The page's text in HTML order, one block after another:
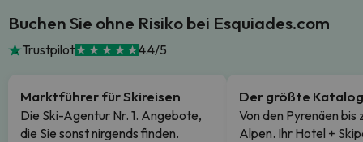
Buchen Sie ohne Risiko bei Esquiades.com
Trustpilot 4.4/5
Marktführer für Skireisen
Die Ski-Agentur Nr. 1. Angebote,
die Sie sonst nirgends finden.
Der größte Katalog
Von den Pyrenäen bis
Alpen. Ihr Hotel +